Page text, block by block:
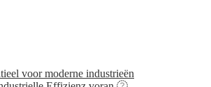
voor moderne industrieën